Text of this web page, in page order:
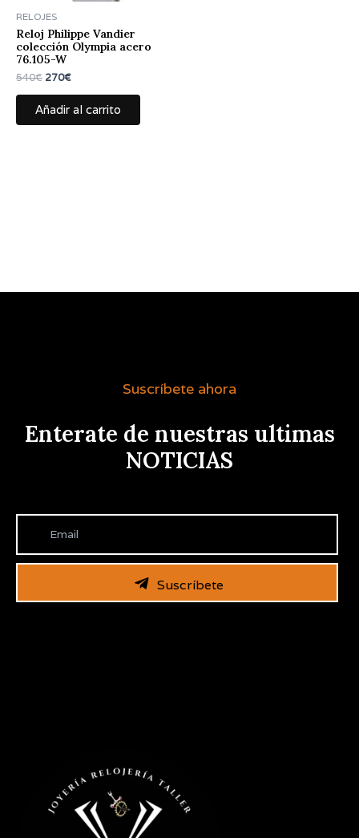
RELOJES
Reloj Philippe Vandier
colección Olympia acero
76.105-W
540€ 270€
Añadir al carrito
Suscríbete ahora
Enterate de nuestras ultimas
NOTICIAS
Suscríbete